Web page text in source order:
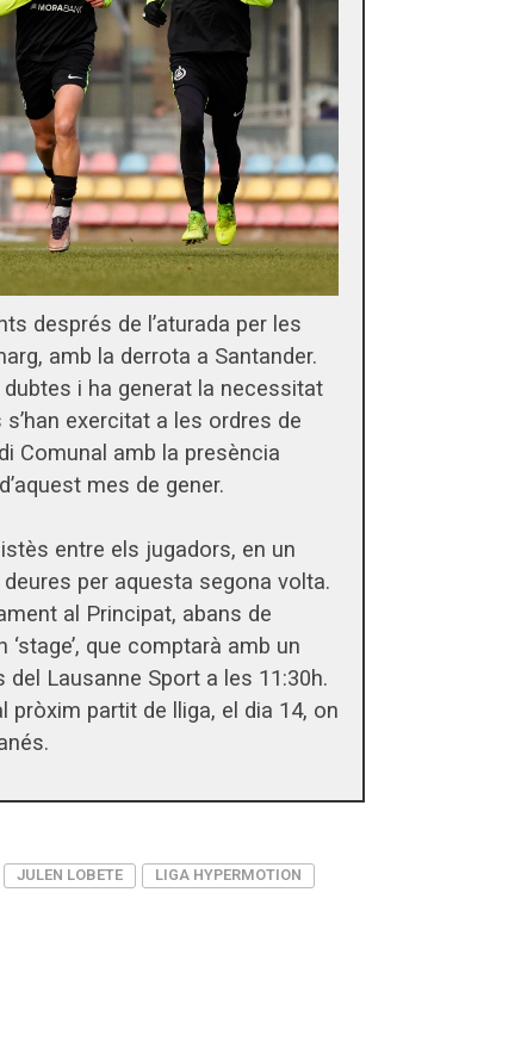
després de l’aturada per les
amb la derrota a Santander.
i ha generat la necessitat
exercitat a les ordres de
Comunal amb la presència
mes de gener.
entre els jugadors, en un
per aquesta segona volta.
al Principat, abans de
que comptarà amb un
Lausanne Sport a les 11:30h.
pròxim partit de lliga, el dia 14, on
JULEN LOBETE
LIGA HYPERMOTION